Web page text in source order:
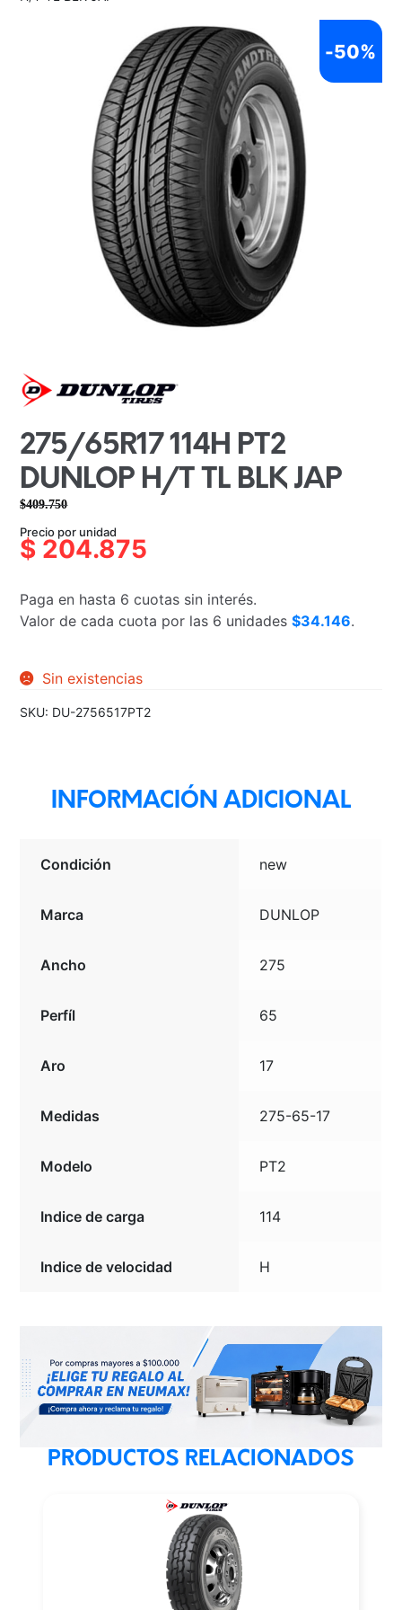
275/65R17 114H PT2
DUNLOP H/T TL BLK JAP
$409.750
precio
original
$409.750.
precio
actual
$204.875.
Precio por unidad
$ 204.875
Paga en hasta 6 cuotas sin interés.
Valor de cada cuota por las 6 unidades$34.146.
-50%
Sin existencias
SKU: DU-2756517PT2
INFORMACIÓN ADICIONAL
Condición new
Marca DUNLOP
Ancho 275
Perfíl 65
Aro 17
Medidas 275-65-17
Modelo PT2
Indice de carga 114
Indice de velocidad H
PRODUCTOS RELACIONADOS